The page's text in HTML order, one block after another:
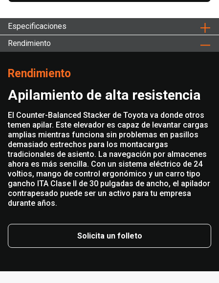
Especificaciones
Rendimiento
Rendimiento
Apilamiento de alta resistencia
El Counter-Balanced Stacker de Toyota va donde otros
temen apilar. Este elevador es capaz de levantar cargas
amplias mientras funciona sin problemas en pasillos
demasiado estrechos para los montacargas
tradicionales de asiento. La navegación por almacenes
ahora es más sencilla. Con un sistema eléctrico de 24
voltios, mango de control ergonómico y un carro tipo
gancho ITA Clase II de 30 pulgadas de ancho, el apilador
contrapesado puede ser un activo para tu empresa
durante años.
Solicita un folleto